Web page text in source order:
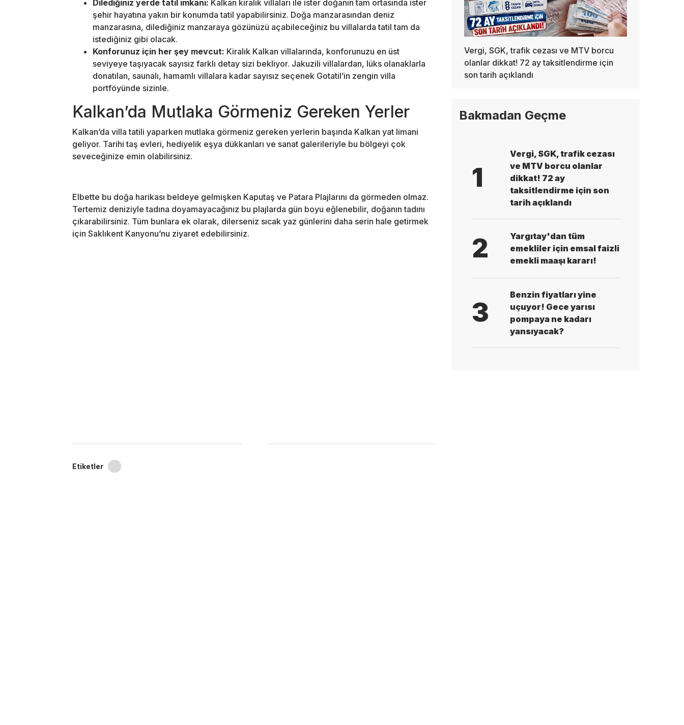
Dilediğiniz yerde tatil imkanı: Kalkan kiralık villaları ile ister doğanın tam ortasında ister
şehir hayatına yakın bir konumda tatil yapabilirsiniz. Doğa manzarasından deniz
manzarasına, dilediğiniz manzaraya gözünüzü açabileceğiniz bu villalarda tatil tam da
istediğiniz gibi olacak.
Konforunuz için her şey mevcut: Kiralık Kalkan villalarında, konforunuzu en üst
seviyeye taşıyacak sayısız farklı detay sizi bekliyor. Jakuzili villalardan, lüks olanaklarla
donatılan, saunalı, hamamlı villalara kadar sayısız seçenek Gotatil’in zengin villa
portföyünde sizinle.
Kalkan’da Mutlaka Görmeniz Gereken Yerler
Kalkan’da villa tatili yaparken mutlaka görmeniz gereken yerlerin başında Kalkan yat limani
geliyor. Tarihi taş evleri, hediyelik eşya dükkanları ve sanat galerileriyle bu bölgeyi çok
seveceğinize emin olabilirsiniz.
Elbette bu doğa harikası beldeye gelmişken Kaputaş ve Patara Plajlarını da görmeden olmaz.
Tertemiz deniziyle tadına doyamayacağınız bu plajlarda gün boyu eğlenebilir, doğanın tadını
çıkarabilirsiniz. Tüm bunlara ek olarak, dilerseniz sıcak yaz günlerini daha serin hale getirmek
için Saklıkent Kanyonu’nu ziyaret edebilirsiniz.
Etiketler
Vergi, SGK, trafik cezası ve MTV borcu
olanlar dikkat! 72 ay taksitlendirme için
son tarih açıklandı
Bakmadan Geçme
1
Vergi, SGK, trafik cezası
ve MTV borcu olanlar
dikkat! 72 ay
taksitlendirme için son
tarih açıklandı
2
Yargıtay'dan tüm
emekliler için emsal faizli
emekli maaşı kararı!
3
Benzin fiyatları yine
uçuyor! Gece yarısı
pompaya ne kadarı
yansıyacak?